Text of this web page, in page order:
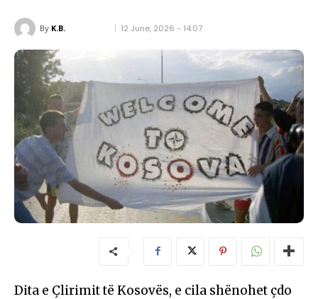
By K.B. 12 June, 2026 - 14:07
Dita e Çlirimit të Kosovës, e cila shënohet çdo